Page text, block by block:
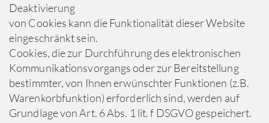
Deaktivierung
von Cookies kann die Funktionalität dieser Website
eingeschränkt sein.
Cookies, die zur Durchführung des elektronischen
Kommunikationsvorgangs oder zur Bereitstellung
bestimmter, von Ihnen erwünschter Funktionen (z.B.
Warenkorbfunktion) erforderlich sind, werden auf
Grundlage von Art. 6 Abs. 1 lit. f DSGVO gespeichert.